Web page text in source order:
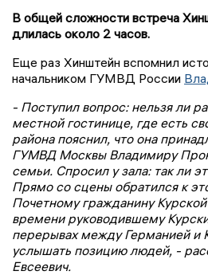
В общей сложности встреча
длилась около 2 часов.
Еще раз Хинштейн вспомнил
начальником ГУМВД России
- Поступил вопрос: нельзя ли
местной гостинице, где есть
района пояснил, что она
ГУМВД Москвы Владимиру
семьи. Спросил у зала: так ли
Прямо со сцены обратился к
Почетному гражданину
времени руководившему
перерывах между Германией и
услышать позицию людей, -
Евсеевич.